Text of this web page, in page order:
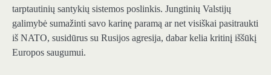
tarptautinių santykių sistemos poslinkis. Jungtinių Valstijų
galimybė sumažinti savo karinę paramą ar net visiškai pasitraukti
iš NATO, susidūrus su Rusijos agresija, dabar kelia kritinį iššūkį
Europos saugumui.